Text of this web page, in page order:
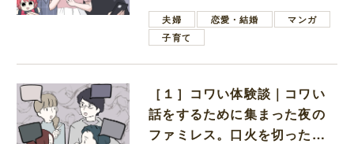
ない男子学生
夫婦 恋愛・結婚
マンガ
子育て
［１］コワい体験談｜コワい
話をするために集まった夜の
ファミレス。口火を切ったの